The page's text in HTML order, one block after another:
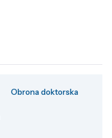
Obrona doktorska